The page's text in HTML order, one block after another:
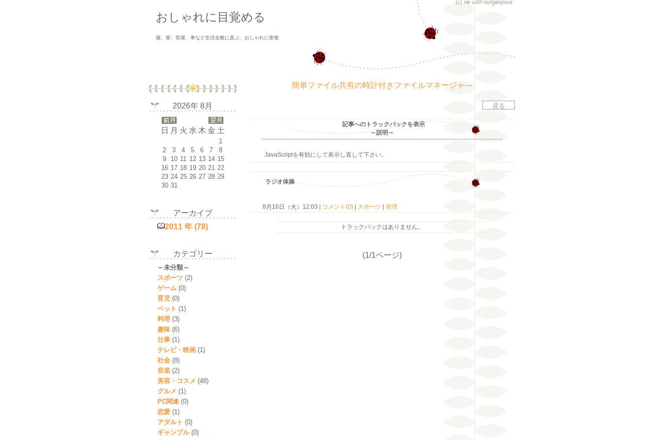
おしゃれに目覚める
服、家、部屋、車など生活全般に及ぶ、おしゃれに密着
2026年 8月
日 月 火 水 木 金 土
1
2
3 4 5 6 7
8
9
10 11 12 13 14 15
16 17 18 19 20 21 22
23 24 25 26 27 28 29
30 31
アーカイブ
2011 年 (78)
カテゴリー
～未分類～
スポーツ (2)
ゲーム (0)
育児 (0)
ペット (1)
料理 (3)
趣味 (6)
仕事 (1)
テレビ・映画 (1)
社会 (8)
音楽 (2)
美容・コスメ (48)
グルメ (1)
PC関連 (0)
恋愛 (1)
アダルト (0)
ギャンブル (0)
簡単ファイル共有の時計付きファイルマネージャ―
記事へのトラックバックを表示
～説明～
JavaScriptを有効にして表示し直して下さい。
ラジオ体操
8月16日（火）12:03 | コメント(0) スポーツ 管理
トラックバックはありません。
(1/1ページ)